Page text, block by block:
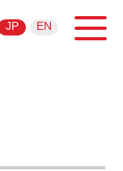
JP EN